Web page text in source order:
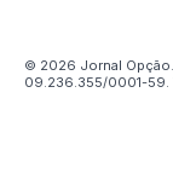
© 2026 Jornal
09.236.355/0001-